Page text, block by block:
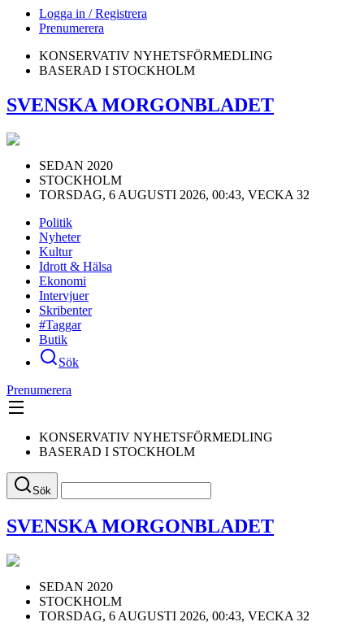
Logga in / Registrera
Prenumerera
KONSERVATIV NYHETSFÖRMEDLING
BASERAD I STOCKHOLM
SVENSKA MORGONBLADET
SEDAN 2020
STOCKHOLM
TORSDAG, 6 AUGUSTI 2026, 00:43, VECKA 32
Politik
Nyheter
Kultur
Idrott & Hälsa
Ekonomi
Intervjuer
Skribenter
#Taggar
Butik
Sök
Prenumerera
KONSERVATIV NYHETSFÖRMEDLING
BASERAD I STOCKHOLM
Sök
SVENSKA MORGONBLADET
SEDAN 2020
STOCKHOLM
TORSDAG, 6 AUGUSTI 2026, 00:43, VECKA 32